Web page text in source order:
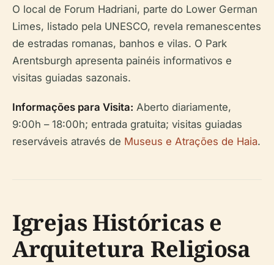
O local de Forum Hadriani, parte do Lower German
Limes, listado pela UNESCO, revela remanescentes
de estradas romanas, banhos e vilas. O Park
Arentsburgh apresenta painéis informativos e
visitas guiadas sazonais.
Informações para Visita: Aberto diariamente,
9:00h – 18:00h; entrada gratuita; visitas guiadas
reserváveis através de Museus e Atrações de Haia.
Igrejas Históricas e
Arquitetura Religiosa